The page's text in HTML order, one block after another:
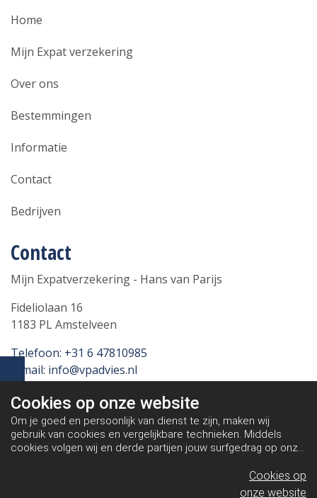
Home
Mijn Expat verzekering
Over ons
Bestemmingen
Informatie
Contact
Bedrijven
Contact
Mijn Expatverzekering - Hans van Parijs
Fideliolaan 16
1183 PL Amstelveen
Telefoon: +31 6 47810985
E-mail: info@vpadvies.nl
Cookies op onze website
Om je goed en persoonlijk van dienst te zijn, maken wij
gebruik van cookies en vergelijkbare technieken. Middels
cookies volgen wij en derde partijen jouw surfgedrag op onze
en dit maakt het voor jou mogelijk om informatie te delen via
Cookies op
onze website